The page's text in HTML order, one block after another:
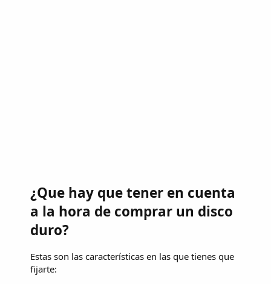
¿Que hay que tener en cuenta
a la hora de comprar un disco
duro?
Estas son las características en las que tienes que
fijarte: